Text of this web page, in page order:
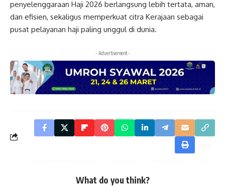
penyelenggaraan Haji 2026 berlangsung lebih tertata, aman,
dan efisien, sekaligus memperkuat citra Kerajaan sebagai
pusat pelayanan haji paling unggul di dunia.
- Advertisement -
What do you think?